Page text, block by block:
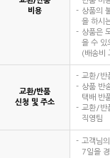
비용
상품의
을 하시
상품은
을 수 있
(배송비
교환/반품
신청 및 주소
교환/반
상품 반
택배 반
교환/반
직영팀
고객님
7일을